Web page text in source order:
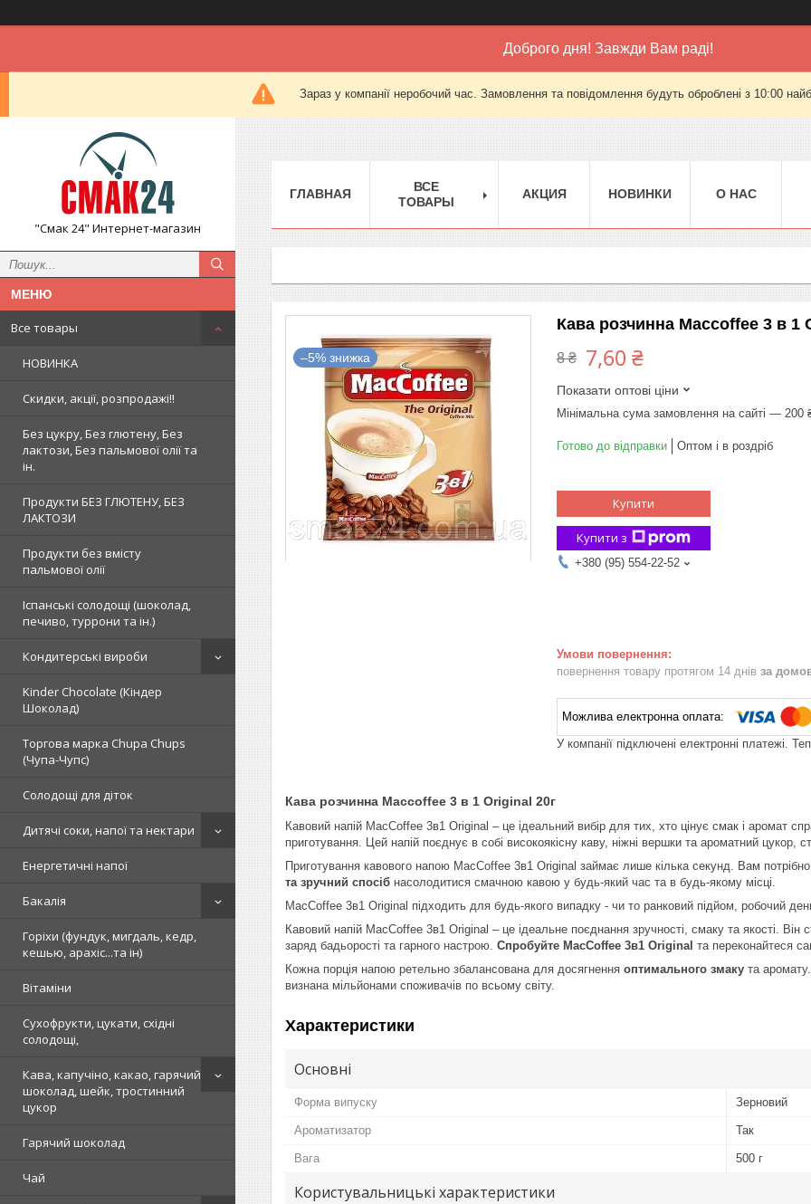
Доброго дня! Завжди Вам раді!
Зараз у компанії неробочий час. Замовлення та повідомлення будуть оброблені з 10:00
"Смак 24" Интернет-магазин
Все товары
НОВИНКА
Скидки, акції, розпродажі!!
Без цукру, Без глютену, Без
лактози, Без пальмової олії та
ін.
Продукти БЕЗ ГЛЮТЕНУ, БЕЗ
ЛАКТОЗИ
Продукти без вмісту
пальмової олії
Іспанські солодощі (шоколад,
печиво, туррони та ін.)
Кондитерські вироби
Kinder Chocolate (Кіндер
Шоколад)
Торгова марка Chupa Chups
(Чупа-Чупс)
Солодощі для діток
Дитячі соки, напої та нектари
Енергетичні напої
Бакалія
Горіхи (фундук, мигдаль, кедр,
кешью, арахіс...та ін)
Вітаміни
Сухофрукти, цукати, східні
солодощі,
Кава, капучіно, какао, гарячий
шоколад, шейк, тростинний
цукор
Гарячий шоколад
Чай
ГЛАВНАЯ
ВСЕ
ТОВАРЫ
АКЦИЯ НОВИНКИ О НАС
–5%
Кава розчинна Maccoffee 3 в 1
8 ₴ 7,60 ₴
Показати оптові ціни
Мінімальна сума замовлення на сайті — 200
Готово до відправки Оптом і в роздріб
Купити
Купити з
+380 (95) 554-22-52
повернення товару протягом 14 днів за
У компанії підключені електронні платежі.
Кава розчинна Maccoffee 3 в 1 Original 20г
Кавовий напій MacCoffee 3в1 Original – це ідеальний вибір для тих, хто цінує смак і аромат
приготування. Цей напій поєднує в собі високоякісну каву, ніжні вершки та ароматний цукор,
Приготування кавового напою MacCoffee 3в1 Original займає лише кілька секунд. Вам
та зручний спосіб насолодитися смачною кавою у будь-який час та в будь-якому місці.
MacCoffee 3в1 Original підходить для будь-якого випадку - чи то ранковий підйом, робочий
Кавовий напій MacCoffee 3в1 Original – це ідеальне поєднання зручності, смаку та якості.
заряд бадьорості та гарного настрою. Спробуйте MacCoffee 3в1 Original та переконайтеся
Кожна порція напою ретельно збалансована для досягнення оптимального змаку та
визнана мільйонами споживачів по всьому світу.
Характеристики
Основні
Форма випуску Зерновий
Ароматизатор Так
Вага 500 г
Користувальницькі характеристики